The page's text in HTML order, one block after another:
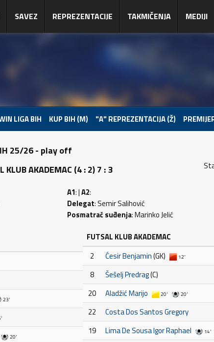
SAVEZ REPREZENTACIJE TAKMIČENJA MEDIJI
LIGA BIH KUP BIH (M) "A" REPREZENTACIJA (Ž)
25/26 - play off
KLUB AKADEMAC (4 : 2) 7 : 3
A1: |A2:
Delegat: Semir Salihović
Posmatrač suđenja: Marinko Jelić
23'
20'
FUTSAL KLUB AKADEMAC
2
Ćesir Benjamin(GK) 12'
8 Šešelj Predrag(C)
20
Aladžić Marijo 20' 20'
22
Costa Dos Santos Gregory
19
Lima De Sousa Igor Raphael 14'